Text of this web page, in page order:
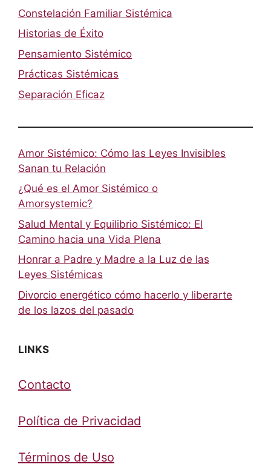
Constelación Familiar Sistémica
Historias de Éxito
Pensamiento Sistémico
Prácticas Sistémicas
Separación Eficaz
Amor Sistémico: Cómo las Leyes Invisibles
Sanan tu Relación
¿Qué es el Amor Sistémico o
Amorsystemic?
Salud Mental y Equilibrio Sistémico: El
Camino hacia una Vida Plena
Honrar a Padre y Madre a la Luz de las
Leyes Sistémicas
Divorcio energético cómo hacerlo y liberarte
de los lazos del pasado
LINKS
Contacto
Política de Privacidad
Términos de Uso